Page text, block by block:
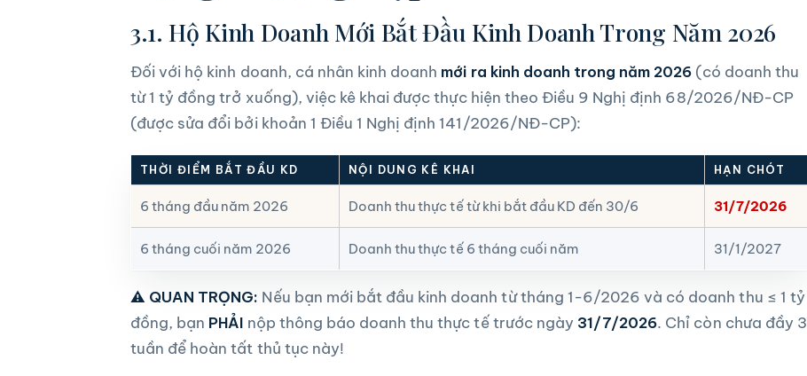
3.1. Hộ Kinh Doanh Mới Bắt Đầu Kinh Doanh Trong Năm 2026
Đối với hộ kinh doanh, cá nhân kinh doanh mới ra kinh doanh trong năm 2026 (có doanh thu
từ 1 tỷ đồng trở xuống), việc kê khai được thực hiện theo Điều 9 Nghị định 68/2026/NĐ-CP
(được sửa đổi bởi khoản 1 Điều 1 Nghị định 141/2026/NĐ-CP):
THỜI ĐIỂM BẮT ĐẦU KD NỘI DUNG KÊ KHAI HẠN CHÓT
6 tháng đầu năm 2026 Doanh thu thực tế từ khi bắt đầu KD đến 30/6 31/7/2026
6 tháng cuối năm 2026 Doanh thu thực tế 6 tháng cuối năm 31/1/2027
⚠️ QUAN TRỌNG: Nếu bạn mới bắt đầu kinh doanh từ tháng 1-6/2026 và có doanh thu ≤ 1 tỷ
đồng, bạn PHẢI nộp thông báo doanh thu thực tế trước ngày 31/7/2026. Chỉ còn chưa đầy 3
tuần để hoàn tất thủ tục này!